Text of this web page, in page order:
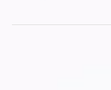
та